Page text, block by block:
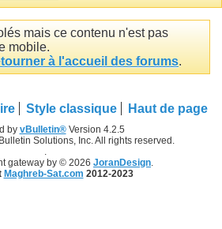
mais ce contenu n'est pas
mobile.
à l'accueil des forums.
Style classique Haut de page
by vBulletin®Version 4.2.5
Solutions, Inc. All rights reserved.
.
gateway by © 2026 JoranDesign.
Maghreb-Sat.com 2012-2023